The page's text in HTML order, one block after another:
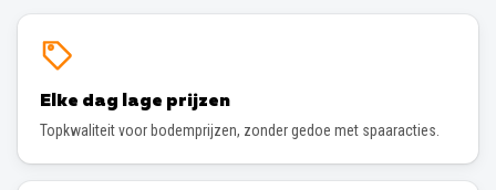
Elke dag lage prijzen
Topkwaliteit voor bodemprijzen, zonder gedoe met spaaracties.